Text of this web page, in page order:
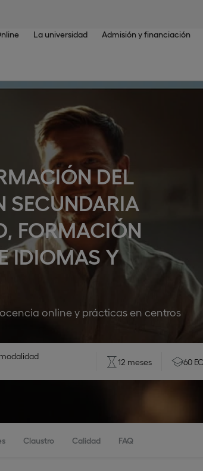
La universidad Admisión y financiación
DEL
SECUNDARIA
FORMACIÓN
IDIOMAS Y
online y prácticas en centros
12 meses 60
Claustro Calidad FAQ